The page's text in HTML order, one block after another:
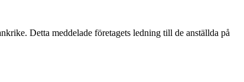
Detta meddelade företagets ledning till de anställda på